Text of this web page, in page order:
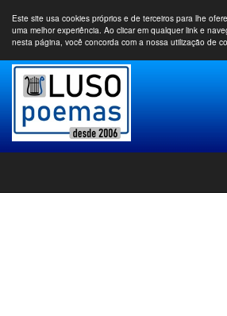
Este site usa cookies próprios e de terceiros para lhe
uma melhor experiência. Ao clicar em qualquer link e
nesta página, você concorda com a nossa utilização de